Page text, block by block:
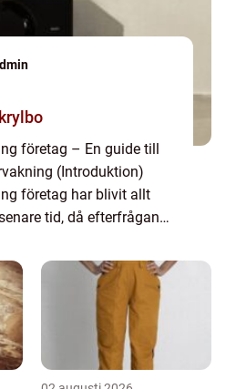
företag – En guide till
(Introduktion)
företag har blivit allt
tid, då efterfrågan
vi att ge en omf...